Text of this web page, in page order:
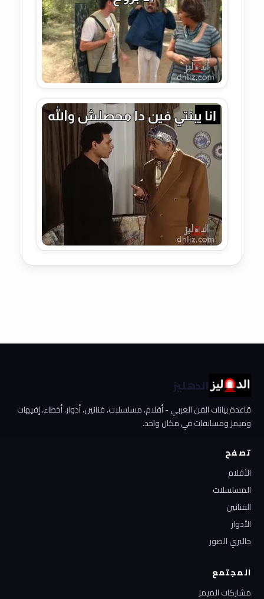
الدهليز
قاعدة بيانات الفن العربي - أفلام، مسلسلات، فنانين، أدوار، أخطاء، إفيهات
وميمز ومسابقات في مكان واحد.
تصفح
الأفلام
المسلسلات
الفنانين
الأدوار
جاليري الصور
المجتمع
مشاركات الميمز